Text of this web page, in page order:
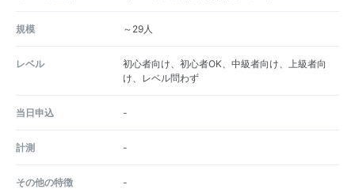
規模 ～29人
レベル
初心者向け、初心者OK、中級者向け、上級者向
け、レベル問わず
当日申込 -
計測 -
その他の特徴 -